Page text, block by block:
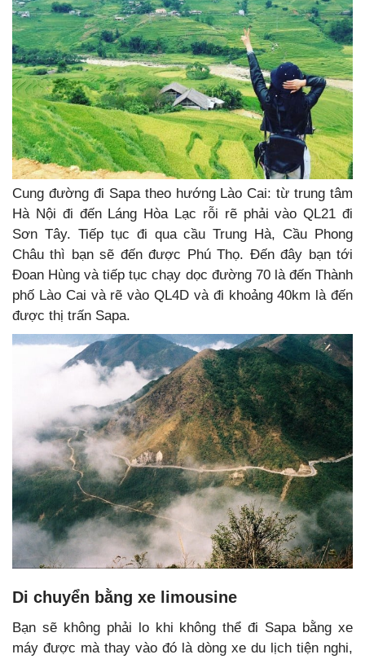
Cung đường đi Sapa theo hướng Lào Cai: từ trung tâm
Hà Nội đi đến Láng Hòa Lạc rỗi rẽ phải vào QL21 đi
Sơn Tây. Tiếp tục đi qua cầu Trung Hà, Cầu Phong
Châu thì bạn sẽ đến được Phú Thọ. Đến đây bạn tới
Đoan Hùng và tiếp tục chạy dọc đường 70 là đến Thành
phố Lào Cai và rẽ vào QL4D và đi khoảng 40km là đến
được thị trấn Sapa.
Di chuyển bằng xe limousine
Bạn sẽ không phải lo khi không thể đi Sapa bằng xe
máy được mà thay vào đó là dòng xe du lịch tiện nghi,